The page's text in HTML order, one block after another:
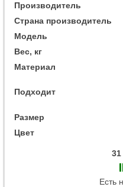
Производитель
Страна производитель
Модель
Вес, кг
Материал
Подходит
Размер
Цвет
31
Есть